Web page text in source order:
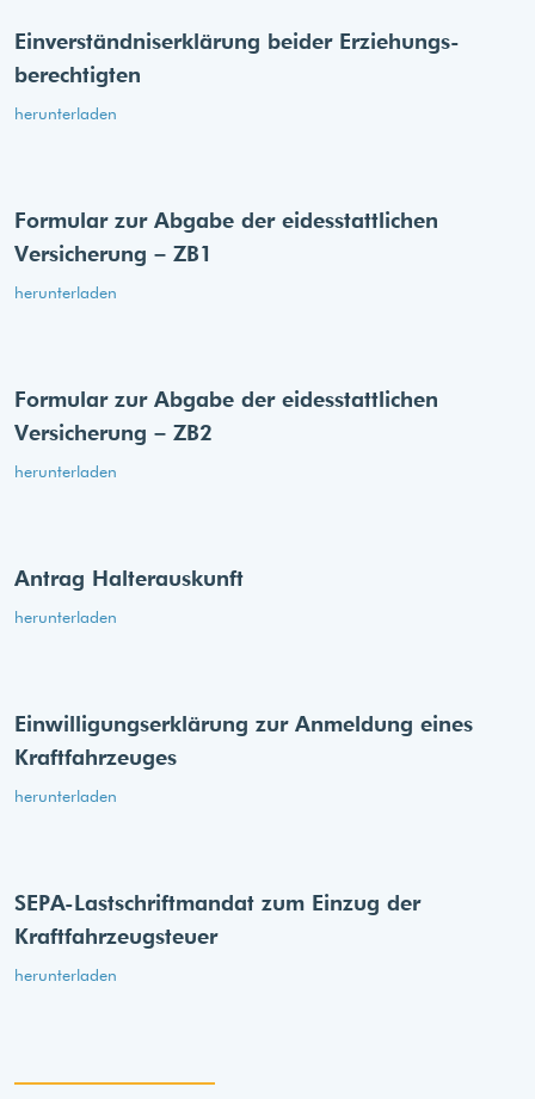
Einverständnis­erklärung beider Erziehungs­
berechtigten
herunterladen
Formular zur Abgabe der eides­stattlichen
Versicherung – ZB1
herunterladen
Formular zur Abgabe der eides­stattlichen
Versicherung – ZB2
herunterladen
Antrag Halterauskunft
herunterladen
Einwilligungserklärung zur Anmeldung eines
Kraftfahrzeuges
herunterladen
SEPA-Lastschriftmandat zum Einzug der
Kraftfahrzeugsteuer
herunterladen